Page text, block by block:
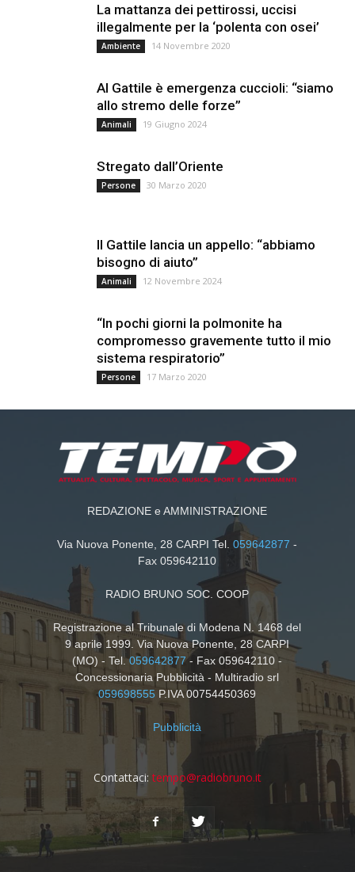
La mattanza dei pettirossi, uccisi
illegalmente per la ‘polenta con osei’
Ambiente 14 Novembre 2020
Al Gattile è emergenza cuccioli: “siamo
allo stremo delle forze”
Animali 19 Giugno 2024
Stregato dall’Oriente
Persone 30 Marzo 2020
Il Gattile lancia un appello: “abbiamo
bisogno di aiuto”
Animali 12 Novembre 2024
“In pochi giorni la polmonite ha
compromesso gravemente tutto il mio
sistema respiratorio”
Persone 17 Marzo 2020
REDAZIONE e AMMINISTRAZIONE
Via Nuova Ponente, 28 CARPI Tel.059642877 -
Fax 059642110
RADIO BRUNO SOC. COOP
Registrazione al Tribunale di Modena N. 1468 del
9 aprile 1999. Via Nuova Ponente, 28 CARPI
(MO) - Tel.059642877- Fax 059642110 -
Concessionaria Pubblicità - Multiradio srl
059698555 P.IVA 00754450369
Pubblicità
Contattaci: tempo@radiobruno.it